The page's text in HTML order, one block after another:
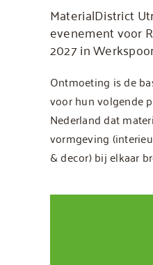
MaterialDistrict
evenement voor
2027 in
Ontmoeting is de
voor hun volgende
Nederland dat
vormgeving
& decor) bij elkaar